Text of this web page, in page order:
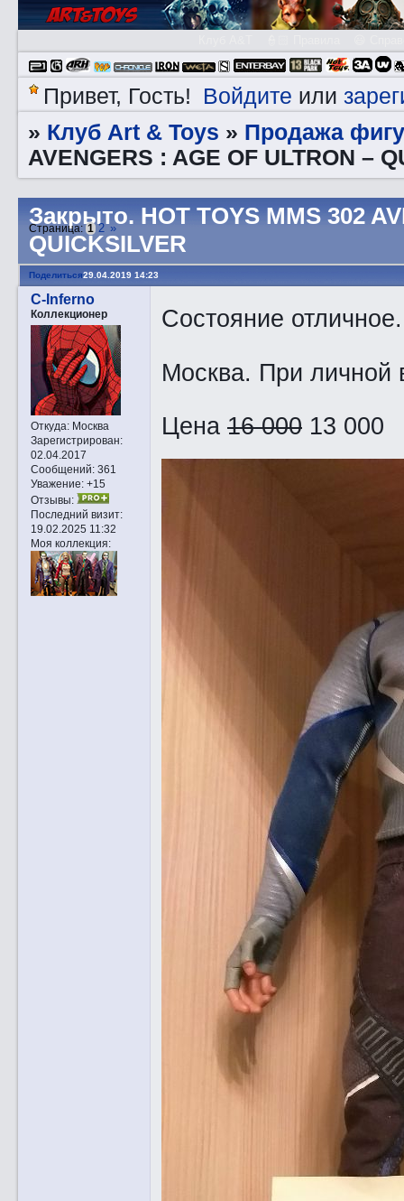
Привет, Гость! Войдите или
» Клуб Art & Toys » Продажа
AVENGERS : AGE OF ULTRON –
Закрытo. HOT TOYS MMS 302
QUICKSILVER
Страница:1 2 »
Поделиться29.04.2019 14:23
C-Inferno
Коллекционер
Откуда:Москва
Зарегистрирован:
02.04.2017
Сообщений:361
Уважение: +15
Отзывы:
Последний визит:
19.02.2025 11:32
Моя коллекция:
Состояние
Москва. При личной
Цена 16 00013 000